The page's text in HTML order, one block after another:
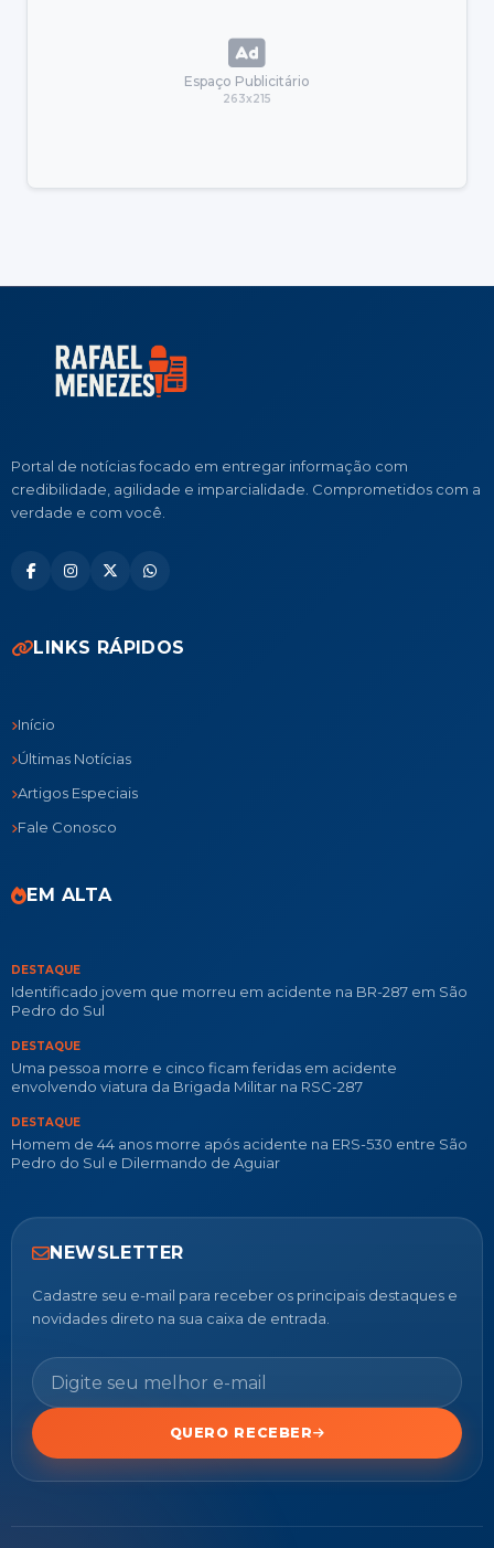
Espaço Publicitário
263x215
Portal de notícias focado em entregar informação com
credibilidade, agilidade e imparcialidade. Comprometidos com a
verdade e com você.
LINKS RÁPIDOS
Início
Últimas Notícias
Artigos Especiais
Fale Conosco
EM ALTA
DESTAQUE
Identificado jovem que morreu em acidente na BR-287 em São
Pedro do Sul
DESTAQUE
Uma pessoa morre e cinco ficam feridas em acidente
envolvendo viatura da Brigada Militar na RSC-287
DESTAQUE
Homem de 44 anos morre após acidente na ERS-530 entre São
Pedro do Sul e Dilermando de Aguiar
NEWSLETTER
Cadastre seu e-mail para receber os principais destaques e
novidades direto na sua caixa de entrada.
QUERO RECEBER